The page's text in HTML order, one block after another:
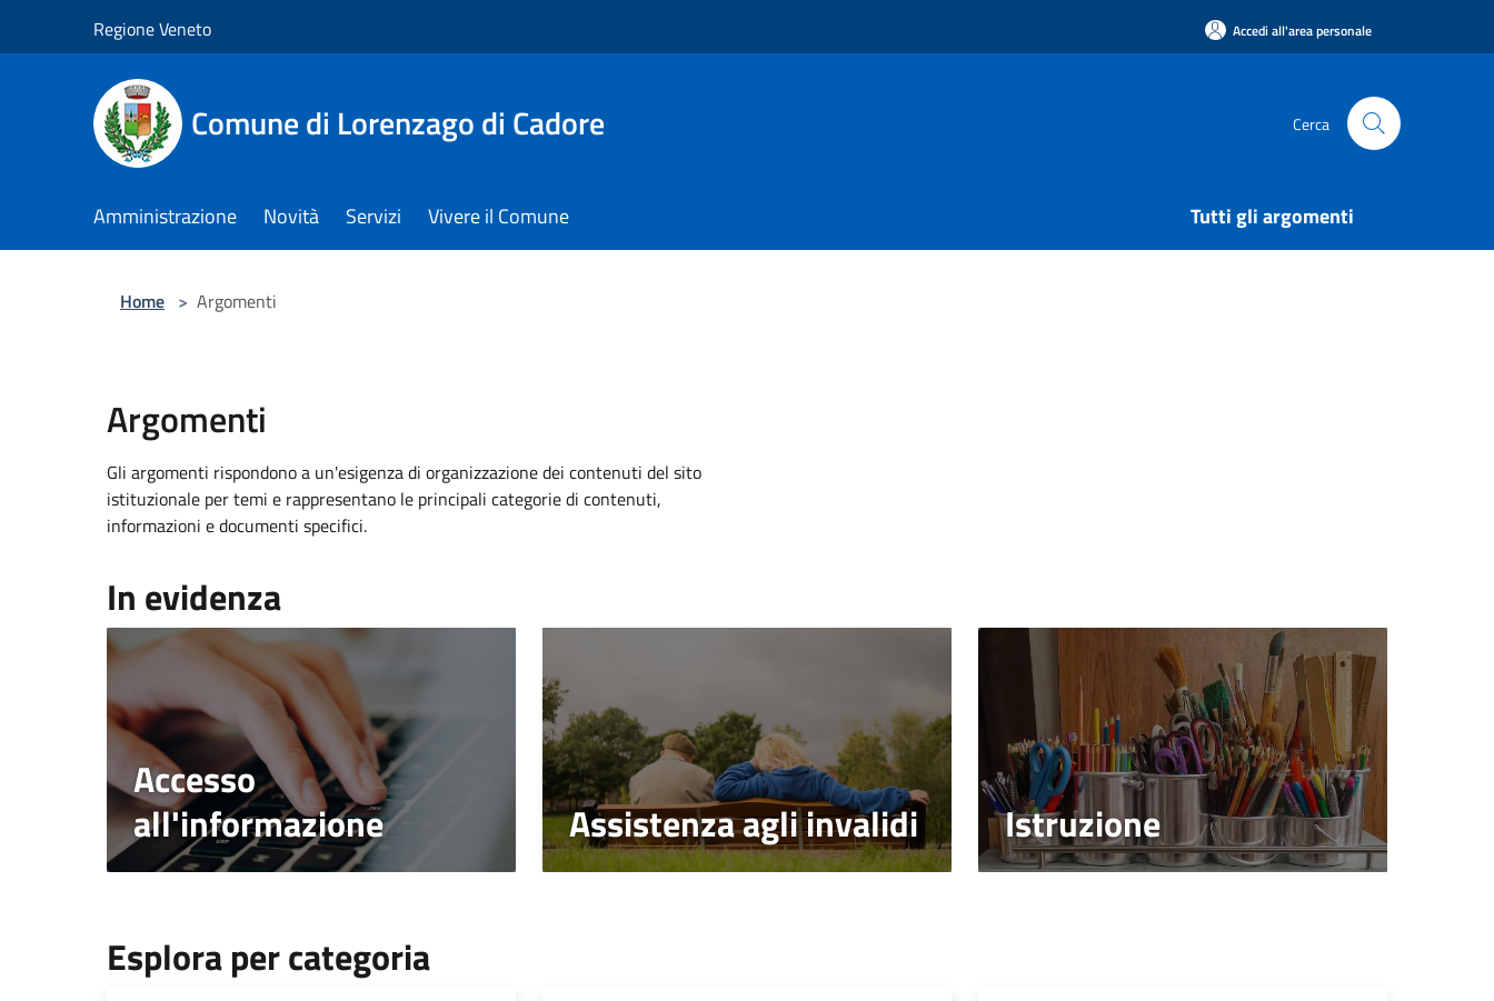
Regione Veneto Accedi all'area personale
Comune di Lorenzago di Cadore Cerca
Amministrazione Novità Servizi Vivere il Comune Tutti gli argomenti
Home > Argomenti
Argomenti
Gli argomenti rispondono a un'esigenza di organizzazione dei contenuti del sito
istituzionale per temi e rappresentano le principali categorie di contenuti,
informazioni e documenti specifici.
In evidenza
Accesso
all'informazione
Assistenza agli invalidi Istruzione
Esplora per categoria